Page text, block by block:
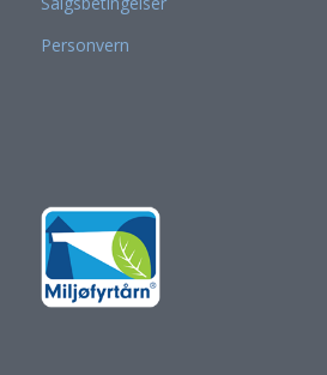
Personvern